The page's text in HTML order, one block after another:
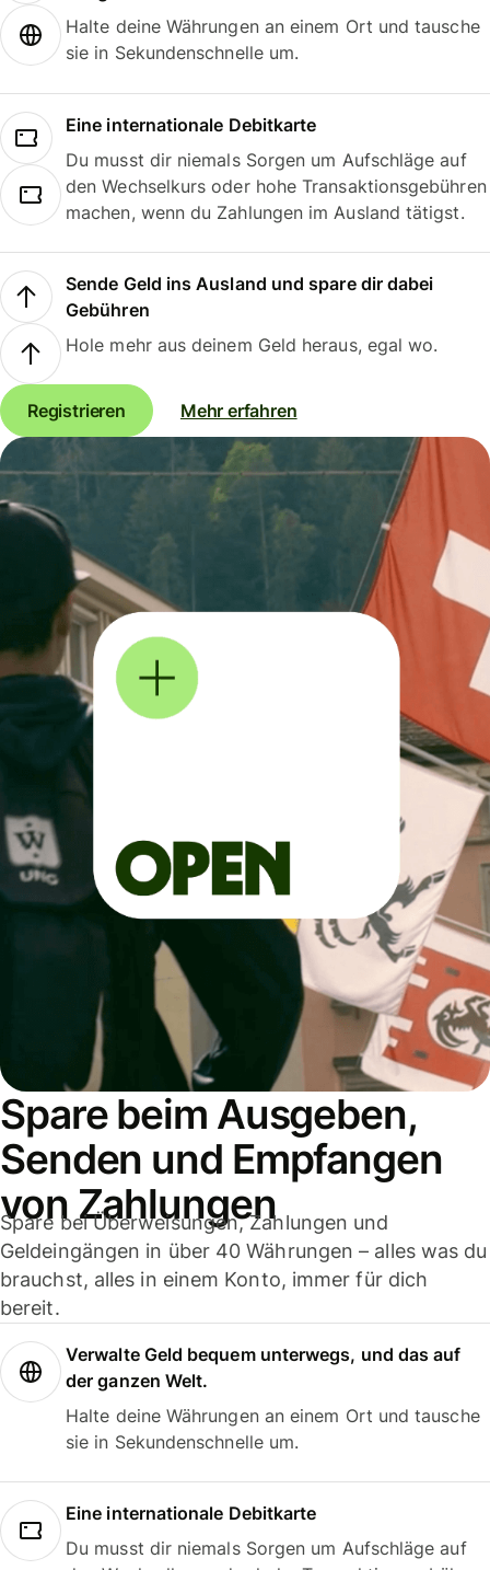
Halte deine Währungen an einem Ort und tausche
sie in Sekundenschnelle um.
Eine internationale Debitkarte
Du musst dir niemals Sorgen um Aufschläge auf
den Wechselkurs oder hohe Transaktionsgebühren
machen, wenn du Zahlungen im Ausland tätigst.
Sende Geld ins Ausland und spare dir dabei
Gebühren
Hole mehr aus deinem Geld heraus, egal wo.
Registrieren Mehr erfahren
Spare beim Ausgeben,
Senden und Empfangen
von Zahlungen
Spare bei Überweisungen, Zahlungen und
Geldeingängen in über 40 Währungen – alles was du
brauchst, alles in einem Konto, immer für dich
bereit.
Verwalte Geld bequem unterwegs, und das auf
der ganzen Welt.
Halte deine Währungen an einem Ort und tausche
sie in Sekundenschnelle um.
Eine internationale Debitkarte
Du musst dir niemals Sorgen um Aufschläge auf